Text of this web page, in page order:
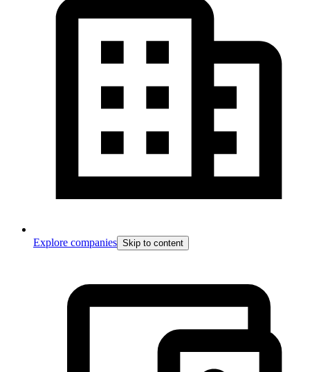
Explore companies Skip to content